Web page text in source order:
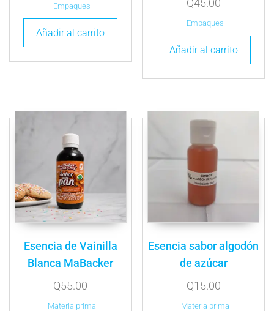
Empaques
Añadir al carrito
Q45.00
Empaques
Añadir al carrito
Esencia de Vainilla
Blanca MaBacker
Q55.00
Materia prima
Esencia sabor algodón
de azúcar
Q15.00
Materia prima